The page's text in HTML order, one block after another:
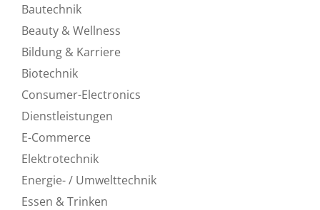
Bautechnik
Beauty & Wellness
Bildung & Karriere
Biotechnik
Consumer-Electronics
Dienstleistungen
E-Commerce
Elektrotechnik
Energie- / Umwelttechnik
Essen & Trinken